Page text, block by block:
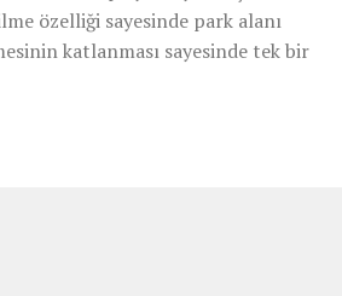
özelliği sayesinde park alanı
katlanması sayesinde tek bir